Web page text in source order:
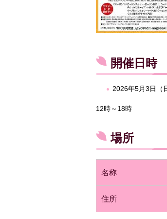
開催日時
2026年5月3日（
12時～18時
場所
名称
住所